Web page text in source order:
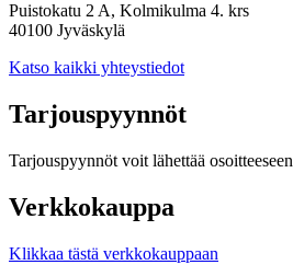
Puistokatu 2 A, Kolmikulma 4. krs
40100 Jyväskylä
Katso kaikki yhteystiedot
Tarjouspyynnöt
Tarjouspyynnöt voit lähettää osoitteeseen
Verkkokauppa
Klikkaa tästä verkkokauppaan